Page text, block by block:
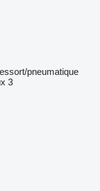
pneumatique
3